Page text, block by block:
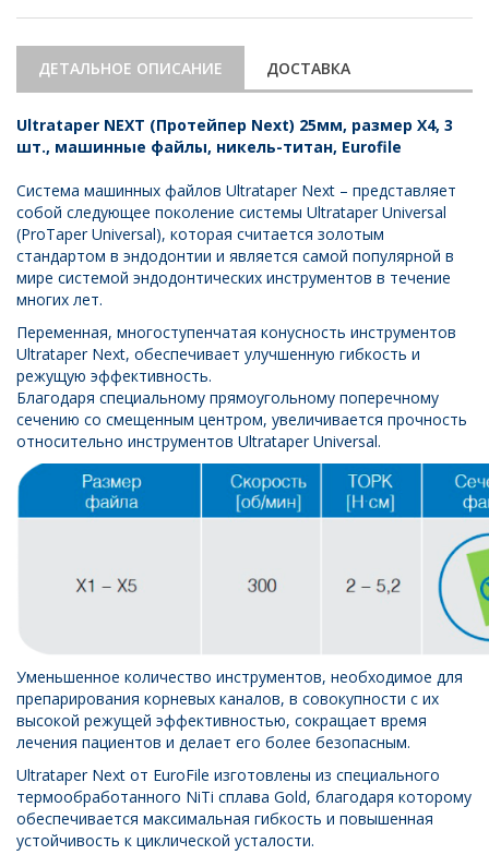
ДЕТАЛЬНОЕ ОПИСАНИЕ ДОСТАВКА
Ultrataper NEXT (Протейпер Next) 25мм, размер X4, 3
шт., машинные файлы, никель-титан, Eurofile
Система машинных файлов Ultrataper Next – представляет
собой следующее поколение системы Ultrataper Universal
(ProTaper Universal), которая считается золотым
стандартом в эндодонтии и является самой популярной в
мире системой эндодонтических инструментов в течение
многих лет.
Переменная, многоступенчатая конусность инструментов
Ultrataper Next, обеспечивает улучшенную гибкость и
режущую эффективность.
Благодаря специальному прямоугольному поперечному
сечению со смещенным центром, увеличивается прочность
относительно инструментов Ultrataper Universal.
Уменьшенное количество инструментов, необходимое для
препарирования корневых каналов, в совокупности с их
высокой режущей эффективностью, сокращает время
лечения пациентов и делает его более безопасным.
Ultrataper Next от EuroFile изготовлены из специального
термообработанного NiTi сплава Gold, благодаря которому
обеспечивается максимальная гибкость и повышенная
устойчивость к циклической усталости.